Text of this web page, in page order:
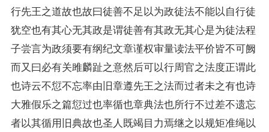
行先王之道故也故曰徒善不足以为政徒法不能以自行徒
犹空也有其心无其政是谓徒善有其政无其心是为徒法程
子尝言为政须要有纲纪文章谨权审量读法平价皆不可阙
而又曰必有关雎麟趾之意然后可以行周官之法度正谓此
也诗云不愆不忘率由旧章遵先王之法而过者未之有也诗
大雅假乐之篇愆过也率循也章典法也所行不过差不遗忘
者以其循用旧典故也圣人既竭目力焉继之以规矩准绳以